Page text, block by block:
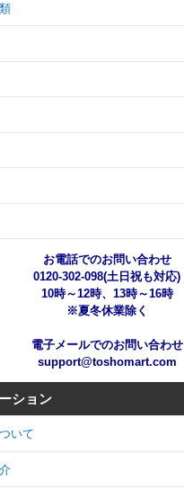
お電話でのお問い合わせ
0120-302-098(土日祝も対応)
10時～12時、13時～16時
※夏冬休業除く
電子メールでのお問い合わせ
support@toshomart.com
ション
いて